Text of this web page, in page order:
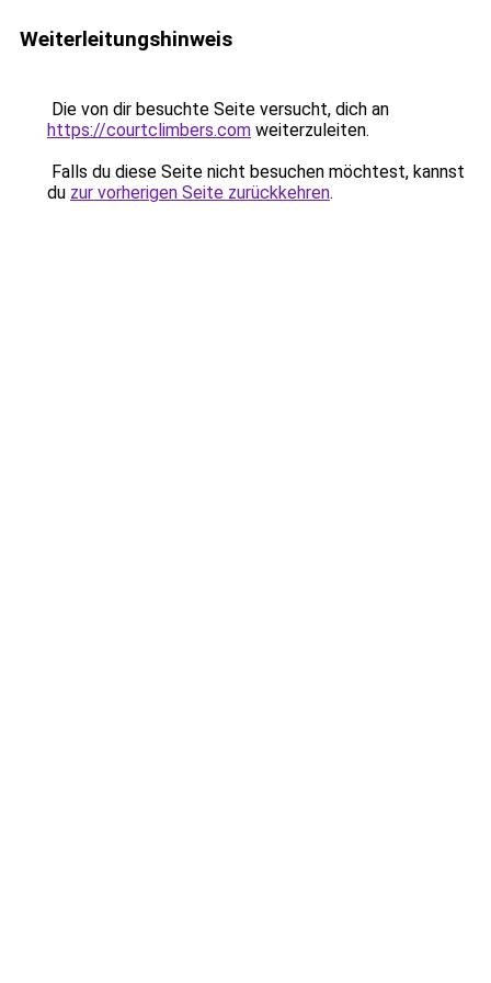
Weiterleitungshinweis
Die von dir besuchte Seite versucht, dich an
https://courtclimbers.com weiterzuleiten.
Falls du diese Seite nicht besuchen möchtest, kannst
du zur vorherigen Seite zurückkehren.